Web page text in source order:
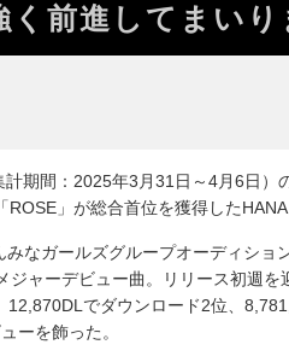
前進してまいり
期間：2025年3月31日～4月6日）
ROSE」が総合首位を獲得した
なガールズグループオーディショ
ジャーデビュー曲。リリース初週
12,870DLでダウンロード2位、
ーを飾った。